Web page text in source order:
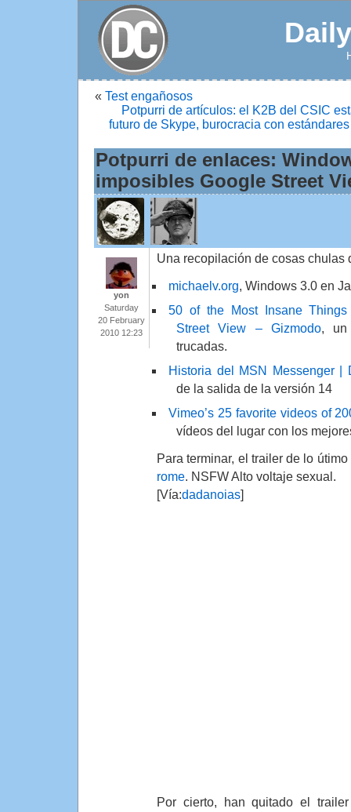
« Test engañosos
Potpurri de artículos: el K2B del CSIC
futuro de Skype, burocracia con
Potpurri de enlaces:
imposibles Google Street
yon
Saturday
20 February
2010 12:23
Una recopilación de cosas chulas
michaelv.org, Windows 3.0 en
50 of the Most Insane
Street View – Gizmodo, un
trucadas.
Historia del MSN Messenger |
de la salida de la versión 14
Vimeo’s 25 favorite videos of
vídeos del lugar con los
Para terminar, el trailer de lo
rome. NSFW Alto voltaje sexual.
[Vía:dadanoias]
Por cierto, han quitado el